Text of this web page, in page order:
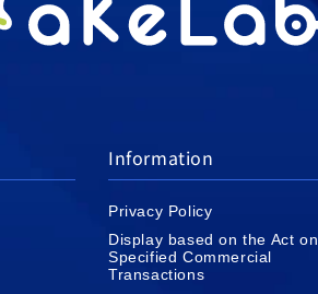
Information
Privacy Policy
Display based on the Act on
Specified Commercial
Transactions